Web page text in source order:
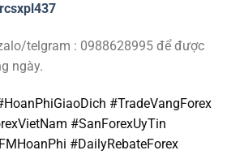
telgram : 0988628995 để được
ngày.
#TradeVangForex
#SanForexUyTin
#DailyRebateForex